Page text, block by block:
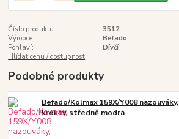
Číslo produktu:
3512
Výrobce:
Befado
Pohlaví:
Dívčí
Hlídat cenu / dostupnost
Podobné produkty
Befado/Kolmax 159X/Y008 nazouváky,
kroksy, středně modrá